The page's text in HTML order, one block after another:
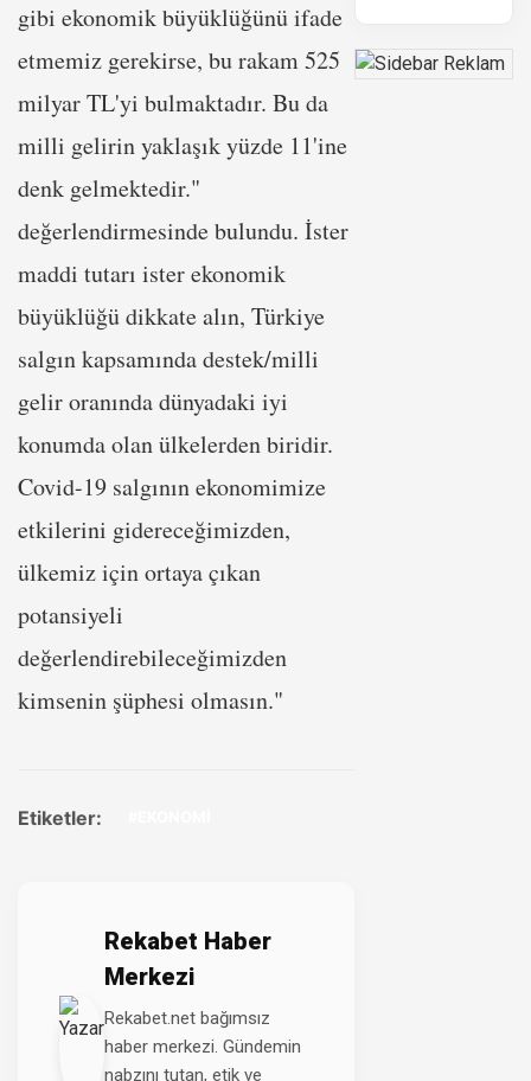
gibi ekonomik büyüklüğünü ifade
etmemiz gerekirse, bu rakam 525
milyar TL'yi bulmaktadır. Bu da
milli gelirin yaklaşık yüzde 11'ine
denk gelmektedir."
değerlendirmesinde bulundu. İster
maddi tutarı ister ekonomik
büyüklüğü dikkate alın, Türkiye
salgın kapsamında destek/milli
gelir oranında dünyadaki iyi
konumda olan ülkelerden biridir.
Covid-19 salgının ekonomimize
etkilerini gidereceğimizden,
ülkemiz için ortaya çıkan
potansiyeli
değerlendirebileceğimizden
kimsenin şüphesi olmasın."
Etiketler:
Rekabet Haber
Merkezi
Rekabet.net bağımsız
haber merkezi. Gündemin
nabzını tutan, etik ve